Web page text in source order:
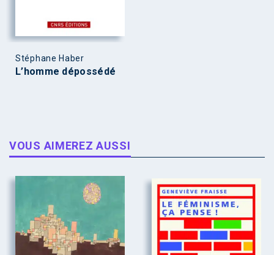
Stéphane Haber
L’homme dépossédé
VOUS AIMEREZ AUSSI